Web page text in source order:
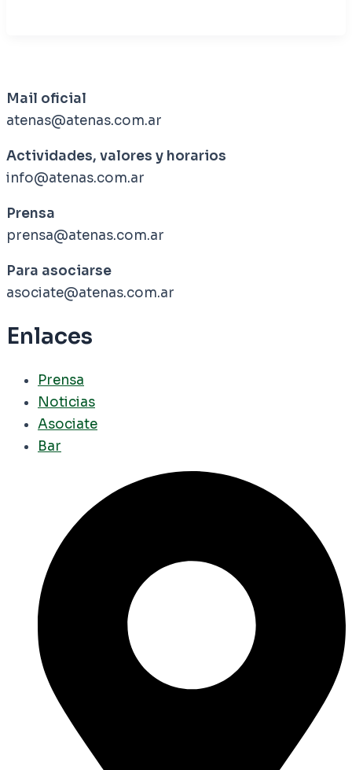
Mail oficial
atenas@atenas.com.ar
Actividades, valores y horarios
info@atenas.com.ar
Prensa
prensa@atenas.com.ar
Para asociarse
asociate@atenas.com.ar
Enlaces
Prensa
Noticias
Asociate
Bar